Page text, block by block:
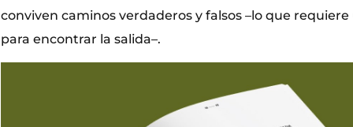
conviven caminos verdaderos y falsos –lo que
para encontrar la salida–.